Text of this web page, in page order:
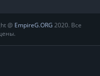
@ EmpireG.ORG 2020. Все